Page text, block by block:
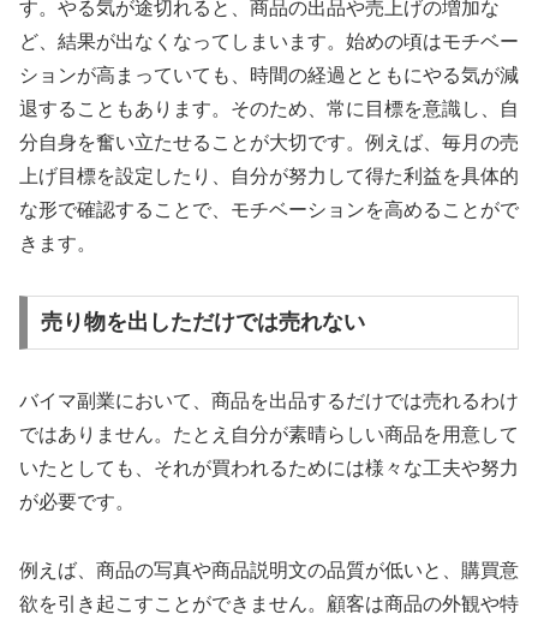
す。やる気が途切れると、商品の出品や売上げの増加な
ど、結果が出なくなってしまいます。始めの頃はモチベー
ションが高まっていても、時間の経過とともにやる気が減
退することもあります。そのため、常に目標を意識し、自
分自身を奮い立たせることが大切です。例えば、毎月の売
上げ目標を設定したり、自分が努力して得た利益を具体的
な形で確認することで、モチベーションを高めることがで
きます。
売り物を出しただけでは売れない
バイマ副業において、商品を出品するだけでは売れるわけ
ではありません。たとえ自分が素晴らしい商品を用意して
いたとしても、それが買われるためには様々な工夫や努力
が必要です。
例えば、商品の写真や商品説明文の品質が低いと、購買意
欲を引き起こすことができません。顧客は商品の外観や特